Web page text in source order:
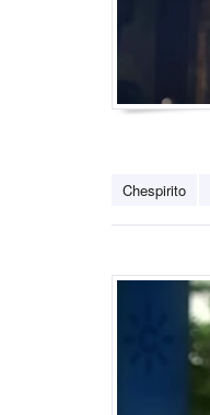
Chespirito